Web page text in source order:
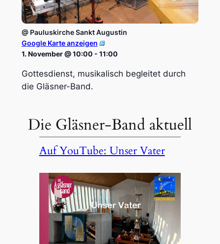
@ Paulus­kir­che Sankt Augus­tin
Google Karte anzeigen
1. November @ 10:00 - 11:00
Gottesdienst, musikalisch begleitet durch
die Gläsner-Band.
Die Gläsner-Band aktuell
Auf YouTube: Unser Vater